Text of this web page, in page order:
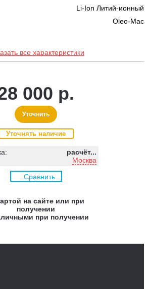
Li-Ion Литий-ионный
Oleo-Mac
все характеристики
000 р.
Уточнить
Уточнять наличие
расчёт...
Москва
Сравнить